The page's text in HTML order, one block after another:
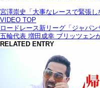
宮澤崇史「大事なレースで緊張し
VIDEO TOP
ロードレース新リーグ「ジャパ
五輪代表 増田成幸 ブリッツェン
RELATED ENTRY